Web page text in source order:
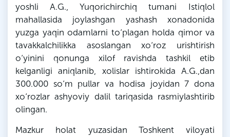
yoshli A.G., Yuqorichirchiq tumani Istiqlol
mahallasida joylashgan yashash xonadonida
yuzga yaqin odamlarni to‘plagan holda qimor va
tavakkalchilikka asoslangan xo‘roz urishtirish
o‘yinini qonunga xilof ravishda tashkil etib
kelganligi aniqlanib, xolislar ishtirokida A.G.,dan
300.000 so‘m pullar va hodisa joyidan 7 dona
xo‘rozlar ashyoviy dalil tariqasida rasmiylashtirib
olingan.
Mazkur holat yuzasidan Toshkent viloyati